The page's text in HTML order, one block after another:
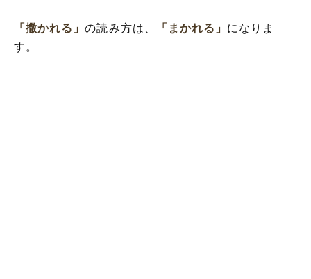
「撒かれる」の読み方は、 「まかれる」 になりま
す。